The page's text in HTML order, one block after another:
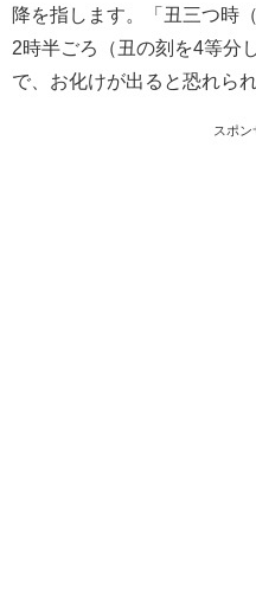
降を指します。「丑三つ時
2時半ごろ（丑の刻を4等分
で、お化けが出ると恐れら
スポン